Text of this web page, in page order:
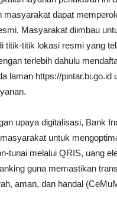
masyarakat dapat
Masyarakat diimbau
titik-titik lokasi resmi yang
terlebih dahulu
laman https://pintar.bi.go.id
upaya digitalisasi, Bank
untuk
tunai melalui QRIS, uang
guna memastikan
aman, dan handal